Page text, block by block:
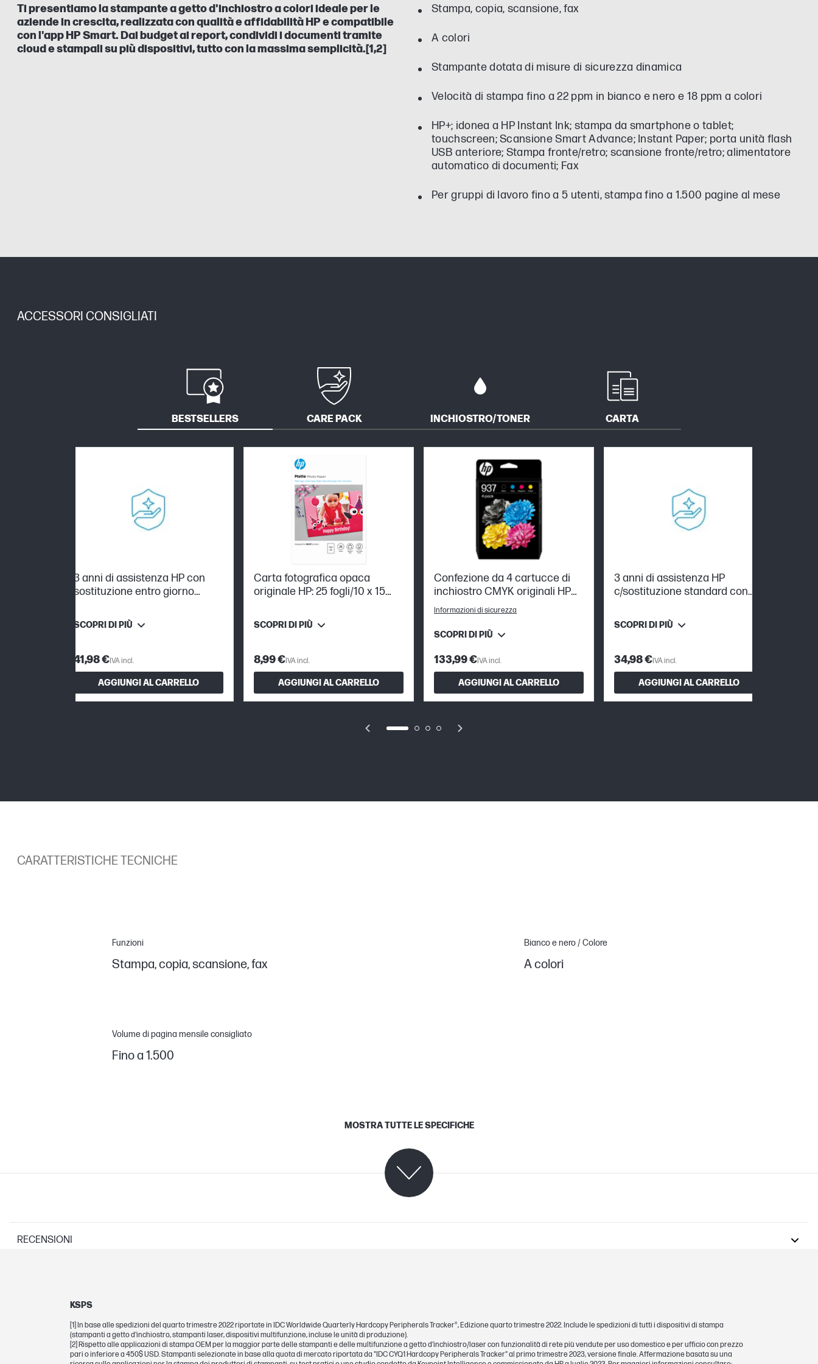
Ti presentiamo la stampante a getto d'inchiostro a colori ideale per le
aziende in crescita, realizzata con qualità e affidabilità HP e compatibile
con l'app HP Smart. Dai budget ai report, condividi i documenti tramite
cloud e stampali su più dispositivi, tutto con la massima semplicità.[1,2]
Stampa, copia, scansione, fax
A colori
Stampante dotata di misure di sicurezza dinamica
Velocità di stampa fino a 22 ppm in bianco e nero e 18 ppm a colori
HP+; idonea a HP Instant Ink; stampa da smartphone o tablet;
touchscreen; Scansione Smart Advance; Instant Paper; porta unità flash
USB anteriore; Stampa fronte/retro; scansione fronte/retro; alimentatore
automatico di documenti; Fax
Per gruppi di lavoro fino a 5 utenti, stampa fino a 1.500 pagine al mese
ACCESSORI CONSIGLIATI
BESTSELLERS CARE PACK INCHIOSTRO/TONER CARTA
3 anni di assistenza HP con
sostituzione entro giorno
stampanti Officejet Pro
SCOPRI DI PIÙ
41,98 €IVA incl.
AGGIUNGI AL CARRELLO
Carta fotografica opaca
originale HP: 25 fogli/10 x 15
SCOPRI DI PIÙ
8,99 €IVA incl.
AGGIUNGI AL CARRELLO
Confezione da 4 cartucce di
inchiostro CMYK originali HP
937
Informazioni di sicurezza
SCOPRI DI PIÙ
133,99 €IVA incl.
AGGIUNGI AL CARRELLO
3 anni di assistenza HP
c/sostituzione standard con
Officejet Pro
SCOPRI DI PIÙ
34,98 €IVA incl.
AGGIUNGI AL CARRELLO
CARATTERISTICHE TECNICHE
Funzioni
Stampa, copia, scansione, fax
Bianco e nero / Colore
A colori
Volume di pagina mensile consigliato
Fino a 1.500
MOSTRA TUTTE LE SPECIFICHE
macOS 13 Ventura; macOS 14 Sonoma; macOS 15 Sequoia; Linux; Chrome OS
Sistemi operativi compatibili
RECENSIONI
KSPS
[1] In base alle spedizioni del quarto trimestre 2022 riportate in IDC Worldwide Quarterly Hardcopy Peripherals Tracker®, Edizione quarto trimestre 2022. Include le spedizioni di tutti i dispositivi di stampa
(stampanti a getto d'inchiostro, stampanti laser, dispositivi multifunzione, incluse le unità di produzione).
[2] Rispetto alle applicazioni di stampa OEM per la maggior parte delle stampanti e delle multifunzione a getto d'inchiostro/laser con funzionalità di rete più vendute per uso domestico e per ufficio con prezzo
pari o inferiore a 450$ USD. Stampanti selezionate in base alla quota di mercato riportata da "IDC CYQ1 Hardcopy Peripherals Tracker" al primo trimestre 2023, versione finale. Affermazione basata su una